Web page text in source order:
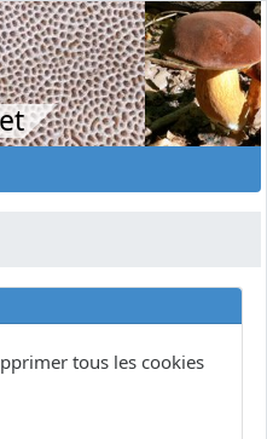
tous les cookies